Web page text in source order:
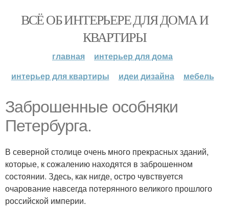
ВСЁ ОБ ИНТЕРЬЕРЕ ДЛЯ ДОМА И
КВАРТИРЫ
главная
интерьер для дома
интерьер для квартиры
идеи дизайна мебель
Заброшенные особняки
Петербурга.
В северной столице очень много прекрасных зданий,
которые, к сожалению находятся в заброшенном
состоянии. Здесь, как нигде, остро чувствуется
очарование навсегда потерянного великого прошлого
российской империи.